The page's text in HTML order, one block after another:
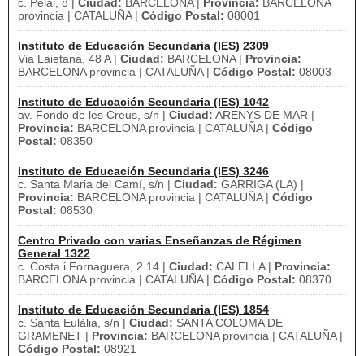
provincia | CATALUÑA | Código Postal: 08001
Instituto de Educación Secundaria (IES) 2309
Via Laietana, 48 A | Ciudad: BARCELONA | Provincia:
BARCELONA provincia | CATALUÑA | Código Postal: 08003
Instituto de Educación Secundaria (IES) 1042
av. Fondo de les Creus, s/n | Ciudad: ARENYS DE MAR |
Provincia: BARCELONA provincia | CATALUÑA | Código
Postal: 08350
Instituto de Educación Secundaria (IES) 3246
c. Santa Maria del Camí, s/n | Ciudad: GARRIGA (LA) |
Provincia: BARCELONA provincia | CATALUÑA | Código
Postal: 08530
Centro Privado con varias Enseñanzas de Régimen
General 1322
c. Costa i Fornaguera, 2 14 | Ciudad: CALELLA | Provincia:
BARCELONA provincia | CATALUÑA | Código Postal: 08370
Instituto de Educación Secundaria (IES) 1854
c. Santa Eulàlia, s/n | Ciudad: SANTA COLOMA DE
GRAMENET | Provincia: BARCELONA provincia | CATALUÑA |
Código Postal: 08921